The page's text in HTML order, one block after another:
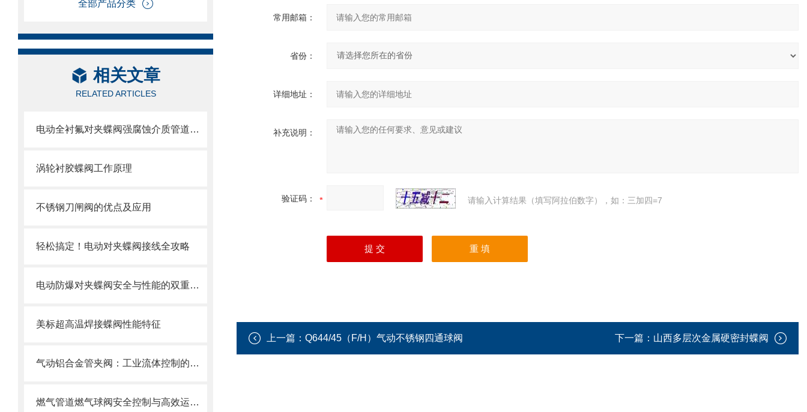
全部产品分类
相关文章
RELATED ARTICLES
电动全衬氟对夹蝶阀强腐蚀介质管道的可靠卫士
涡轮衬胶蝶阀工作原理
不锈钢刀闸阀的优点及应用
轻松搞定！电动对夹蝶阀接线全攻略
电动防爆对夹蝶阀安全与性能的双重防线，选型要求全解析
美标超高温焊接蝶阀性能特征
气动铝合金管夹阀：工业流体控制的创新选择
燃气管道燃气球阀安全控制与高效运行的“核心开关”
常用邮箱：
省份：
详细地址：
补充说明：
验证码： 请输入计算结果（填写阿拉伯数字），如：三加四=7
上一篇： Q644/45（F/H）气动不锈钢四通球阀 下一篇： 山西多层次金属硬密封蝶阀